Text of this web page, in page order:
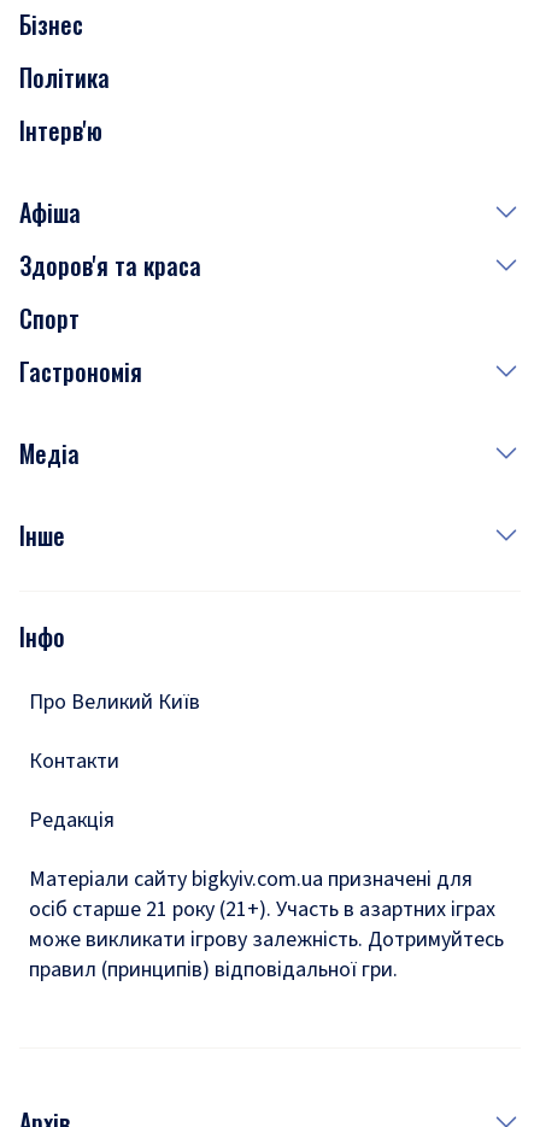
Транспорт
Бізнес
Політика
Інтерв'ю
Афіша
Сьогодні
Завтра
Субота
Здоров'я та краса
Медицина
Краса
Спорт
Гастрономія
Рецепти
Медіа
Фото
Подкасти
Інше
Тести
Інфо
Про Великий Київ
Контакти
Редакція
Матеріали сайту bigkyiv.com.ua призначені для
осіб старше 21 року (21+). Участь в азартних іграх
може викликати ігрову залежність. Дотримуйтесь
правил (принципів) відповідальної гри.